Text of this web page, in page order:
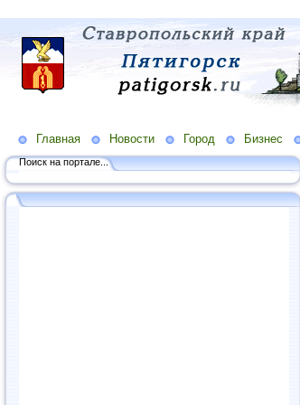
Главная Новости Город Бизнес
Поиск на портале...